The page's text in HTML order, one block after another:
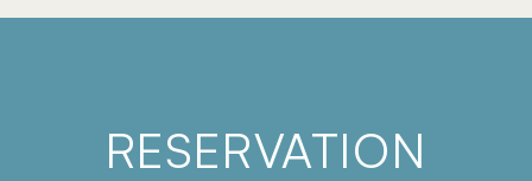
RESERVATION